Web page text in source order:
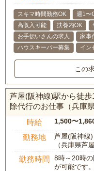
スキマ時間勤務OK 週1〜
高収入可能
扶養内OK
お手伝いさんの求人
家事
ハウスキーパー募集
イン
この
芦屋(阪神線)駅から徒
除代行のお仕事（兵庫
時給 1,500〜
勤務地
芦屋(阪神線
（兵庫県芦
勤務時間
8時～20時
が可能です